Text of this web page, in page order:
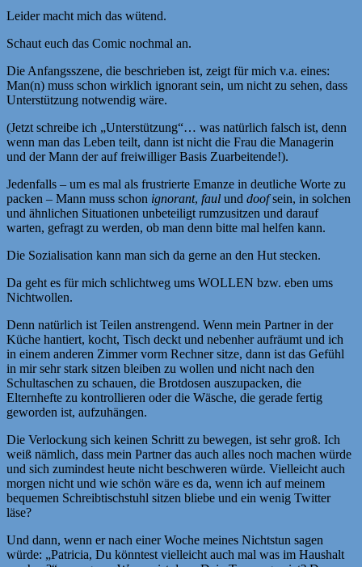
Leider macht mich das wütend.
Schaut euch das Comic nochmal an.
Die Anfangsszene, die beschrieben ist, zeigt für mich v.a. eines:
Man(n) muss schon wirklich ignorant sein, um nicht zu sehen, dass
Unterstützung notwendig wäre.
(Jetzt schreibe ich „Unterstützung“… was natürlich falsch ist, denn
wenn man das Leben teilt, dann ist nicht die Frau die Managerin
und der Mann der auf freiwilliger Basis Zuarbeitende!).
Jedenfalls – um es mal als frustrierte Emanze in deutliche Worte zu
packen – Mann muss schon ignorant, faul und doofsein, in solchen
und ähnlichen Situationen unbeteiligt rumzusitzen und darauf
warten, gefragt zu werden, ob man denn bitte mal helfen kann.
Die Sozialisation kann man sich da gerne an den Hut stecken.
Da geht es für mich schlichtweg ums WOLLEN bzw. eben ums
Nichtwollen.
Denn natürlich ist Teilen anstrengend. Wenn mein Partner in der
Küche hantiert, kocht, Tisch deckt und nebenher aufräumt und ich
in einem anderen Zimmer vorm Rechner sitze, dann ist das Gefühl
in mir sehr stark sitzen bleiben zu wollen und nicht nach den
Schultaschen zu schauen, die Brotdosen auszupacken, die
Elternhefte zu kontrollieren oder die Wäsche, die gerade fertig
geworden ist, aufzuhängen.
Die Verlockung sich keinen Schritt zu bewegen, ist sehr groß. Ich
weiß nämlich, dass mein Partner das auch alles noch machen würde
und sich zumindest heute nicht beschweren würde. Vielleicht auch
morgen nicht und wie schön wäre es da, wenn ich auf meinem
bequemen Schreibtischstuhl sitzen bliebe und ein wenig Twitter
läse?
Und dann, wenn er nach einer Woche meines Nichtstun sagen
würde: „Patricia, Du könntest vielleicht auch mal was im Haushalt